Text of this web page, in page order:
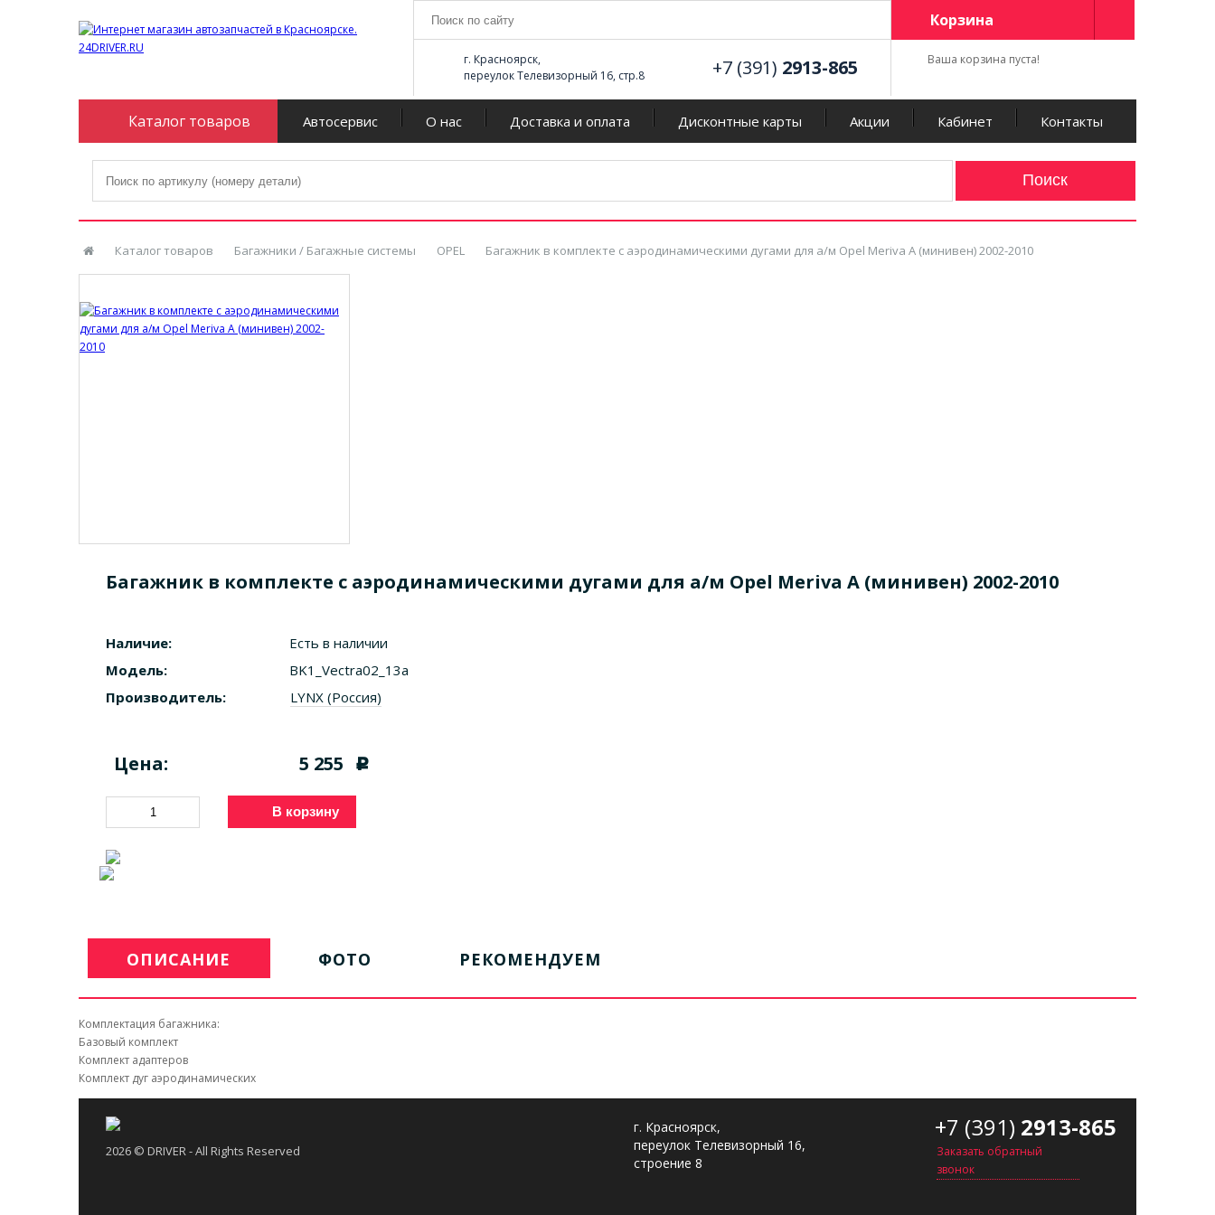
г. Красноярск,
переулок Телевизорный 16, стр.8
+7 (391) 2913-865
Корзина
Ваша корзина пуста!
Каталог товаров Автосервис О нас Доставка и оплата Дисконтные карты Акции Кабинет Контакты
Каталог товаров Багажники / Багажные системы OPEL Багажник в комплекте с аэродинамическими дугами для а/м Opel Meriva A (минивен) 2002-2010
Багажник в комплекте с аэродинамическими дугами для а/м Opel Meriva A (минивен) 2002-2010
Наличие:
Есть в наличии
Модель:
BK1_Vectra02_13a
Производитель:
LYNX (Россия)
Цена: 5 255 c
В корзину
ОПИСАНИЕ ФОТО РЕКОМЕНДУЕМ
Комплектация багажника:
Базовый комплект
Комплект адаптеров
Комплект дуг аэродинамических
2026 © DRIVER - All Rights Reserved
г. Красноярск,
переулок Телевизорный 16,
строение 8
+7 (391) 2913-865
Заказать обратный
звонок